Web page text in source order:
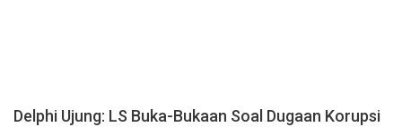
Delphi Ujung: LS Buka-Bukaan Soal Dugaan Korupsi